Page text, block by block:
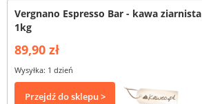
Vergnano Espresso Bar - kawa ziarnista
1kg
89,90 zł
Wysyłka: 1 dzień
Przejdź do sklepu >